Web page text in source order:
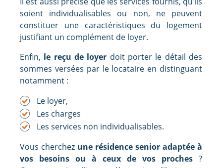
soient individualisables ou non, ne peuvent
constituer une caractéristiques du logement
justifiant un complément de loyer.
Enfin, le reçu de loyer doit porter le détail des
sommes versées par le locataire en distinguant
notamment :
Le loyer,
Les charges
Les services non individualisables.
Vous cherchez une résidence senior adaptée à
vos besoins ou à ceux de vos proches ?